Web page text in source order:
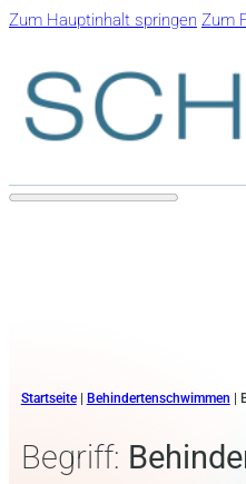
Zum Hauptinhalt springen Zum
Startseite| Behindertenschwimmen
Begriff: